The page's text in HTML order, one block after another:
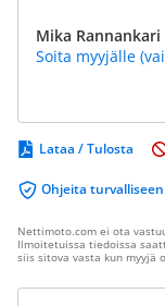
Mika Rannankari
Soita myyjälle
Lataa / Tulosta
Ohjeita
Nettimoto.com ei ota
Ilmoitetuissa tiedoissa
siis sitova vasta kun myyjä